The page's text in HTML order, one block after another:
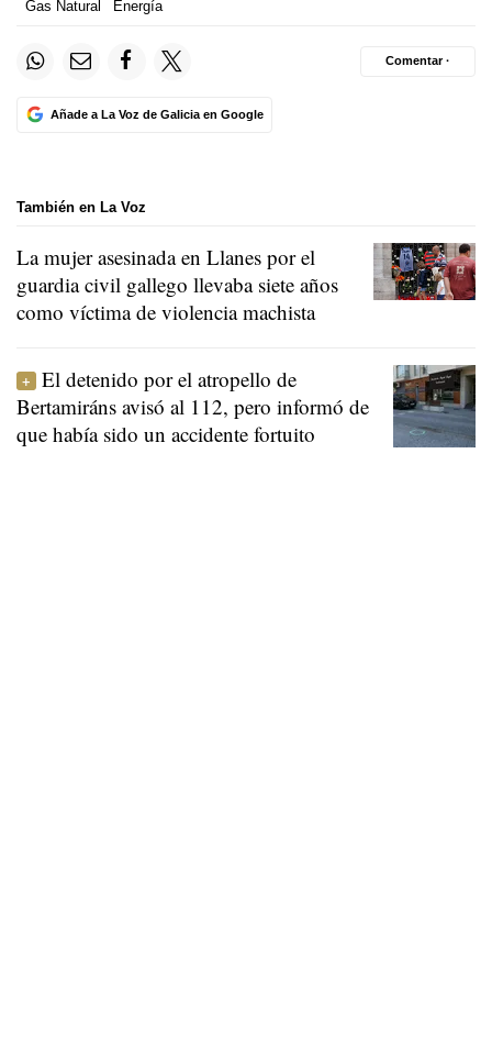
Gas Natural Energía
Añade a La Voz de Galicia en Google
Comentar ·
También en La Voz
La mujer asesinada en Llanes por el
guardia civil gallego llevaba siete años
como víctima de violencia machista
El detenido por el atropello de
Bertamiráns avisó al 112, pero informó de
que había sido un accidente fortuito